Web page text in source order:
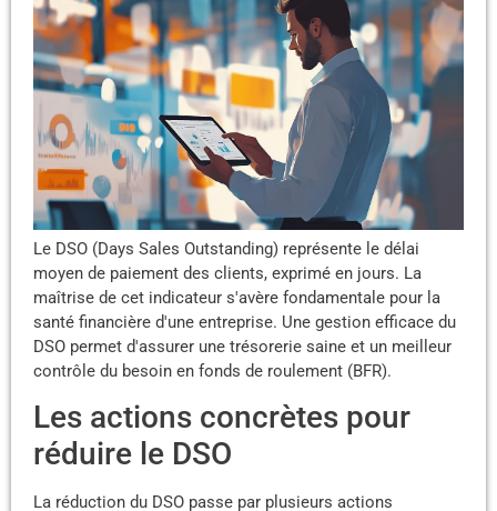
Le DSO (Days Sales Outstanding) représente le délai
moyen de paiement des clients, exprimé en jours. La
maîtrise de cet indicateur s'avère fondamentale pour la
santé financière d'une entreprise. Une gestion efficace du
DSO permet d'assurer une trésorerie saine et un meilleur
contrôle du besoin en fonds de roulement (BFR).
Les actions concrètes pour
réduire le DSO
La réduction du DSO passe par plusieurs actions